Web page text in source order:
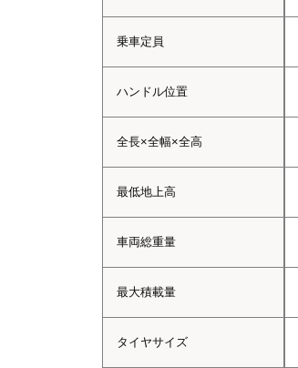
乗車定員
ハンドル位置
全長×全幅×全高
最低地上高
車両総重量
最大積載量
タイヤサイズ